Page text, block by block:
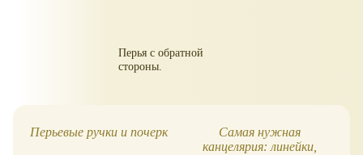
Перья с обратной
стороны.
Перьевые ручки и почерк
Самая нужная
канцелярия: линейки,